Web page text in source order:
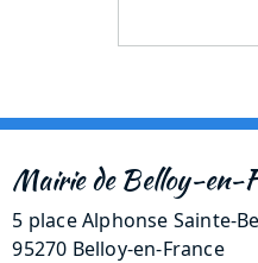
Mairie de Belloy-en-
5 place Alphonse Sainte-
95270 Belloy-en-France